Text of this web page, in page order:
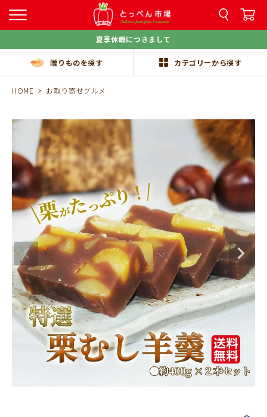
夏季休暇につきまして
贈りものを探す カテゴリーから探す
HOME お取り寄せグルメ